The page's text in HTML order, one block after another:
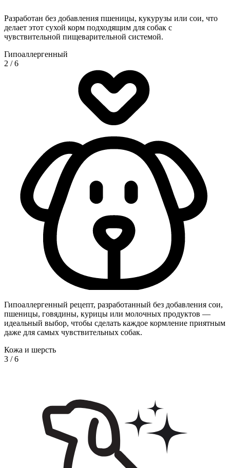
Разработан без добавления пшеницы, кукурузы или сои, что
делает этот сухой корм подходящим для собак с
чувствительной пищеварительной системой.
Гипоаллергенный
2 /6
Гипоаллергенный рецепт, разработанный без добавления сои,
пшеницы, говядины, курицы или молочных продуктов —
идеальный выбор, чтобы сделать каждое кормление приятным
даже для самых чувствительных собак.
Кожа и шерсть
3 /6